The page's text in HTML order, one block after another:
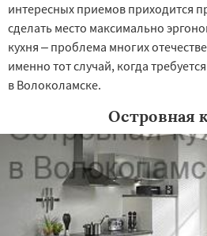
интересных приемов приходится
сделать место максимально
кухня – проблема многих
именно тот случай, когда
в Волоколамске.
Островная